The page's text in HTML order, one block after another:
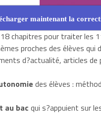
maintenant la
chapitres pour traiter les
proches des élèves
d?actualité, articles de
des élèves :
au bac qui s?appuient sur